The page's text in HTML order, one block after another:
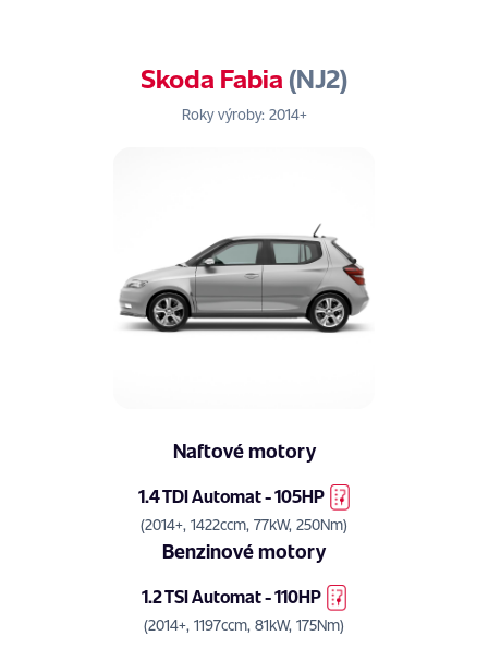
Skoda Fabia (NJ2)
Roky výroby: 2014+
Naftové motory
1.4 TDI Automat - 105HP
(2014+, 1422ccm, 77kW, 250Nm)
Benzinové motory
1.2 TSI Automat - 110HP
(2014+, 1197ccm, 81kW, 175Nm)